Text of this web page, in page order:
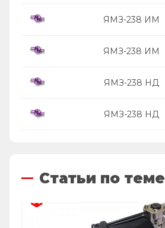
ЯМЗ-238 ИМ
ЯМЗ-238 ИМ
ЯМЗ-238 НД
ЯМЗ-238 НД
Статьи по теме